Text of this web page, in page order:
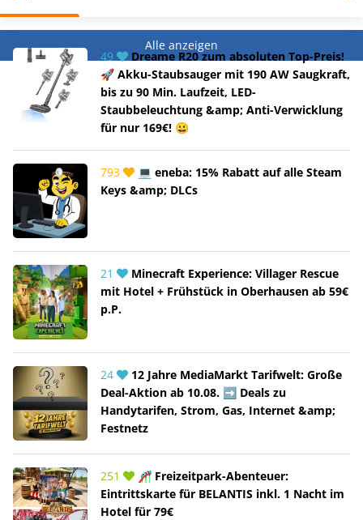
Alle anzeigen
49
Dreame R20 zum absoluten Top-Preis!
🚀 Akku-Staubsauger mit 190 AW Saugkraft,
bis zu 90 Min. Laufzeit, LED-
Staubbeleuchtung &amp; Anti-Verwicklung
für nur 169€! 😀
793
💻 eneba: 15% Rabatt auf alle Steam
Keys &amp; DLCs
21
Minecraft Experience: Villager Rescue
mit Hotel + Frühstück in Oberhausen ab 59€
p.P.
24
12 Jahre MediaMarkt Tarifwelt: Große
Deal-Aktion ab 10.08. ➡️ Deals zu
Handytarifen, Strom, Gas, Internet &amp;
Festnetz
251
🎢 Freizeitpark-Abenteuer:
Eintrittskarte für BELANTIS inkl. 1 Nacht im
Hotel für 79€